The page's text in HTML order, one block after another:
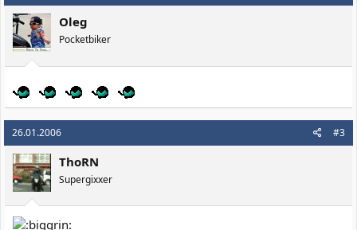
Oleg
Pocketbiker
26.01.2006 #3
ThoRN
Supergixxer